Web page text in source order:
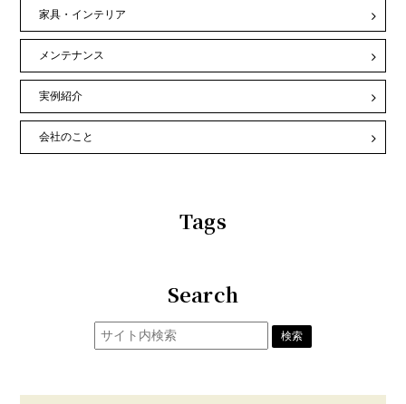
家具・インテリア
メンテナンス
実例紹介
会社のこと
Tags
Search